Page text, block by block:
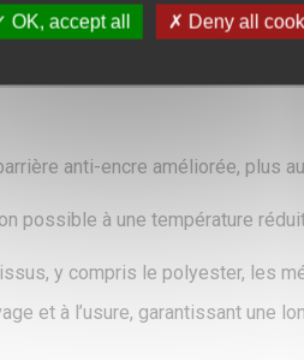
anti-encre améliorée, plus
possible à une température
y compris le polyester, les
et à l’usure, garantissant une
OK, accept all Deny all